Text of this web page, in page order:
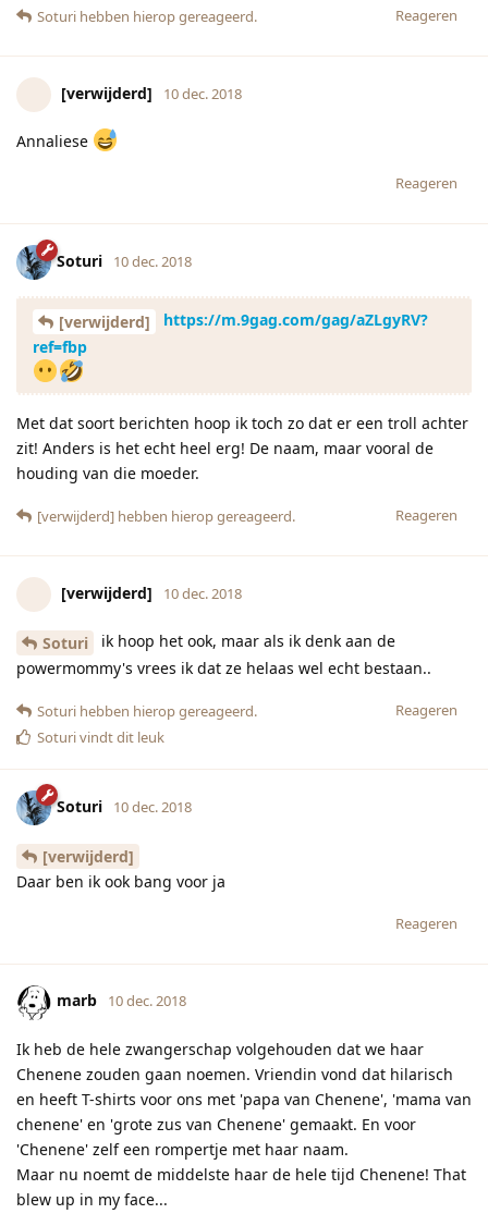
Reageren
Soturi hebben hierop gereageerd.
[verwijderd] 10 dec. 2018
Annaliese
Reageren
Soturi 10 dec. 2018
[verwijderd]
https://m.9gag.com/gag/aZLgyRV?
ref=fbp
Met dat soort berichten hoop ik toch zo dat er een troll achter
zit! Anders is het echt heel erg! De naam, maar vooral de
houding van die moeder.
Reageren
[verwijderd] hebben hierop gereageerd.
[verwijderd] 10 dec. 2018
Soturi
ik hoop het ook, maar als ik denk aan de
powermommy's vrees ik dat ze helaas wel echt bestaan..
Reageren
Soturi hebben hierop gereageerd.
Soturivindt dit leuk
Soturi 10 dec. 2018
[verwijderd]
Daar ben ik ook bang voor ja
Reageren
marb 10 dec. 2018
Ik heb de hele zwangerschap volgehouden dat we haar
Chenene zouden gaan noemen. Vriendin vond dat hilarisch
en heeft T-shirts voor ons met 'papa van Chenene', 'mama van
chenene' en 'grote zus van Chenene' gemaakt. En voor
'Chenene' zelf een rompertje met haar naam.
Maar nu noemt de middelste haar de hele tijd Chenene! That
blew up in my face...